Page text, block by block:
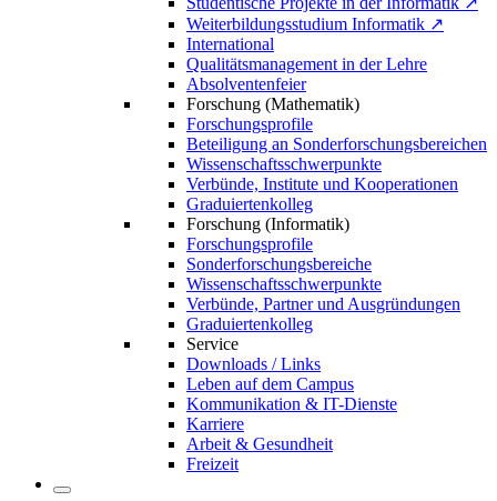
Weiterbildungsstudium Informatik ↗
International
Qualitätsmanagement in der Lehre
Absolventenfeier
Forschung (Mathematik)
Forschungsprofile
Beteiligung an Sonderforschungsbereichen
Wissenschaftsschwerpunkte
Verbünde, Institute und Kooperationen
Graduiertenkolleg
Forschung (Informatik)
Forschungsprofile
Sonderforschungsbereiche
Wissenschaftsschwerpunkte
Verbünde, Partner und Ausgründungen
Graduiertenkolleg
Service
Downloads / Links
Leben auf dem Campus
Kommunikation & IT-Dienste
Karriere
Arbeit & Gesundheit
Freizeit